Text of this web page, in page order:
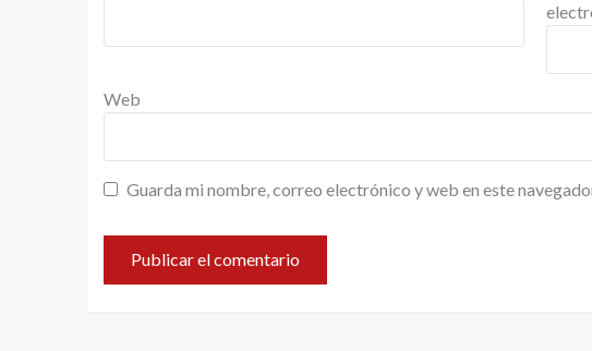
Web
Guarda mi nombre, correo electrónico y web en este